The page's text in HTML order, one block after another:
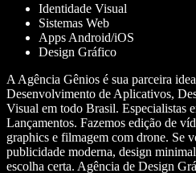
Identidade Visual
Sistemas Web
Apps Android/iOS
Design Gráfico
A Agência Gênios é sua parceira
Desenvolvimento de Aplicativos,
Visual em todo Brasil. Especialistas
Lançamentos. Fazemos edição de
graphics e filmagem com drone. Se
publicidade moderna, design
escolha certa. Agência de Design